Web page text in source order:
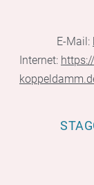
E-Mail:
Internet: